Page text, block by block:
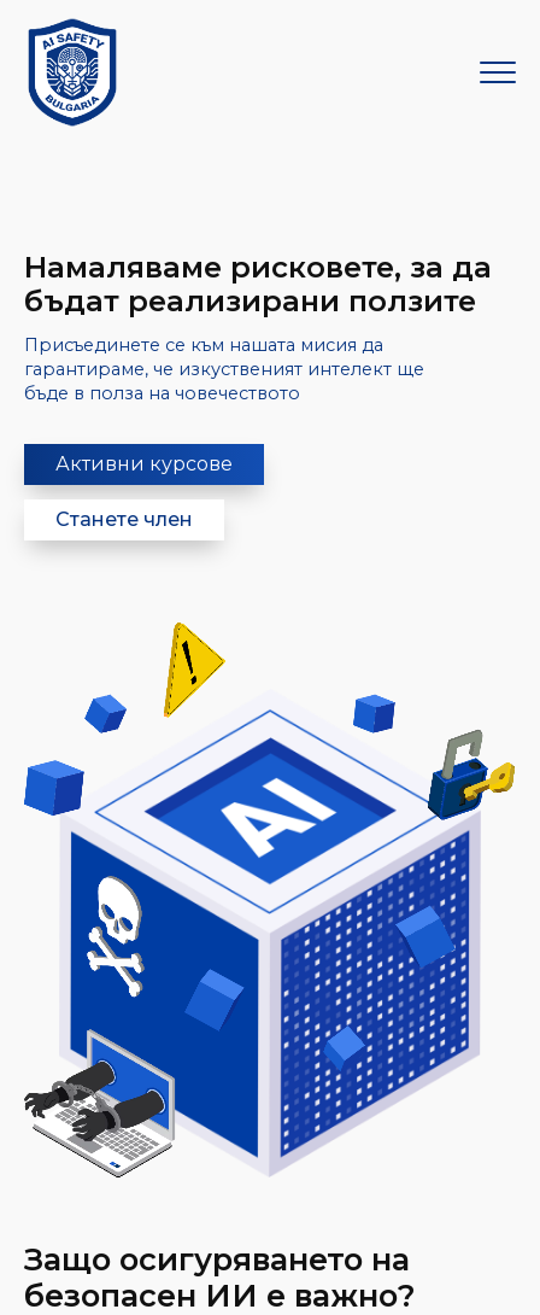
Намаляваме рисковете, за да
бъдат реализирани ползите
Присъединете се към нашата мисия да
гарантираме, че изкуственият интелект ще
бъде в полза на човечеството
Активни курсове
Станете член
Защо осигуряването на
безопасен ИИ е важно?